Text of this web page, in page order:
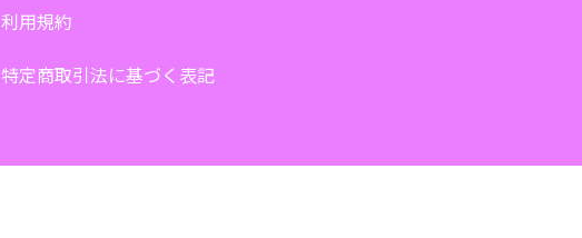
利用規約
特定商取引法に基づく表記